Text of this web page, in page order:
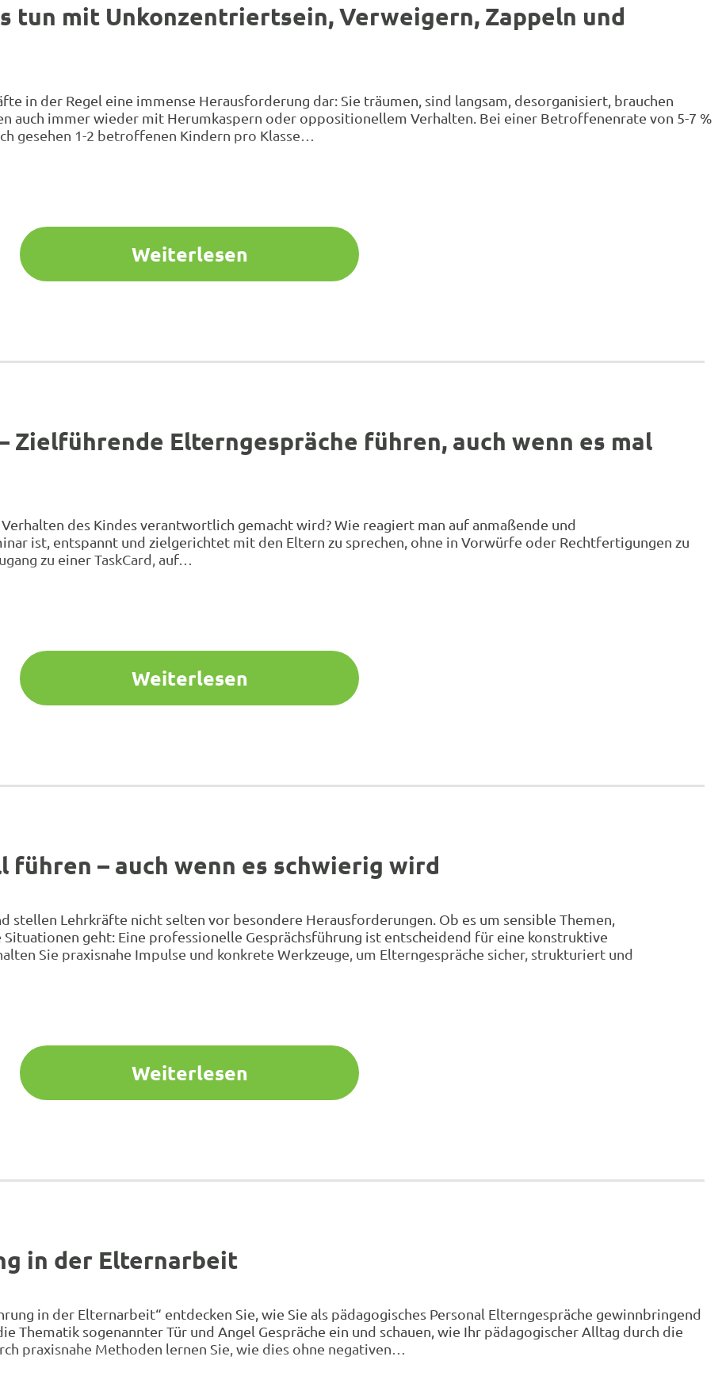
tun mit Unkonzentriertsein, Verweigern, Zappeln und
in der Regel eine immense Herausforderung dar: Sie träumen, sind langsam, desorganisiert, brauchen
auch immer wieder mit Herumkaspern oder oppositionellem Verhalten. Bei einer Betroffenenrate von 5-7 %
gesehen 1-2 betroffenen Kindern pro Klasse…
Weiterlesen
Zielführende Elterngespräche führen, auch wenn es mal
des Kindes verantwortlich gemacht wird? Wie reagiert man auf anmaßende und
ist, entspannt und zielgerichtet mit den Eltern zu sprechen, ohne in Vorwürfe oder Rechtfertigungen zu
zu einer TaskCard, auf…
Weiterlesen
– auch wenn es schwierig wird
stellen Lehrkräfte nicht selten vor besondere Herausforderungen. Ob es um sensible Themen,
geht: Eine professionelle Gesprächsführung ist entscheidend für eine konstruktive
Sie praxisnahe Impulse und konkrete Werkzeuge, um Elterngespräche sicher, strukturiert und
Weiterlesen
in der Elternarbeit
in der Elternarbeit“ entdecken Sie, wie Sie als pädagogisches Personal Elterngespräche gewinnbringend
Thematik sogenannter Tür und Angel Gespräche ein und schauen, wie Ihr pädagogischer Alltag durch die
praxisnahe Methoden lernen Sie, wie dies ohne negativen…